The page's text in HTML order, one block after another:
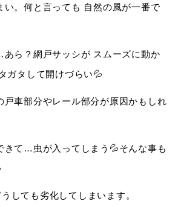
い。何と言っても 自然の風が一番で
ら？網戸サッシが スムーズに動か
ガタして開けづらい💦
戸車部分やレール部分が原因かもしれ
きて…虫が入ってしまう💦そんな事も
しても劣化してしまいます。